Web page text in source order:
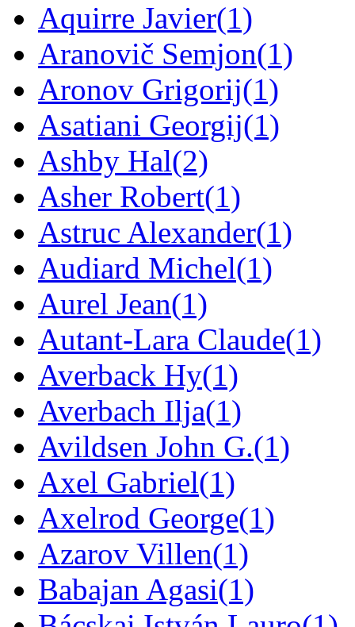
Aquirre Javier(1)
Aranovič Semjon(1)
Aronov Grigorij(1)
Asatiani Georgij(1)
Ashby Hal(2)
Asher Robert(1)
Astruc Alexander(1)
Audiard Michel(1)
Aurel Jean(1)
Autant-Lara Claude(1)
Averback Hy(1)
Averbach Ilja(1)
Avildsen John G.(1)
Axel Gabriel(1)
Axelrod George(1)
Azarov Villen(1)
Babajan Agasi(1)